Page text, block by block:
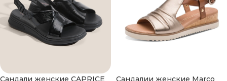
Cандали женские CAPRICE
Cандалии женские Marco